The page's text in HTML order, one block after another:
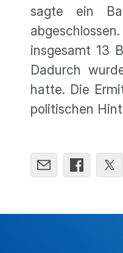
sagte ein
insge­samt 13
Dadurch
hatte. Die
politi­schen